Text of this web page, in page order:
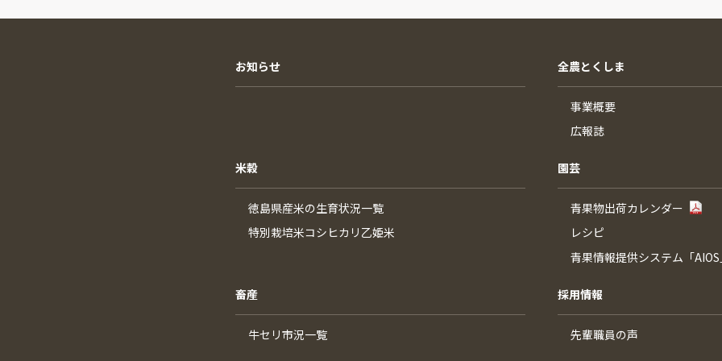
お知らせ 全農とくしま
事業概要
広報誌
米穀
徳島県産米の生育状況一覧
特別栽培米コシヒカリ乙姫米
園芸
青果物出荷カレンダー
レシピ
青果情報提供システム「
畜産
牛セリ市況一覧
採用情報
先輩職員の声